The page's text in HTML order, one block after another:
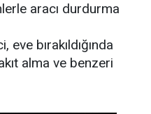
aracı durdurma
bırakıldığında
alma ve benzeri